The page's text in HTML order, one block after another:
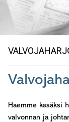
Haemme kesäksi
valvonnan ja